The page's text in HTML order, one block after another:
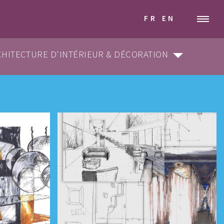
FR EN
D'INTÉRIEUR & DÉCORATION
SECTION
GRAPHISME & COMMUNICATION VISUELLE
STYLISME & MODÉLISME
DESIGN INDUSTRIEL & MOBILIER